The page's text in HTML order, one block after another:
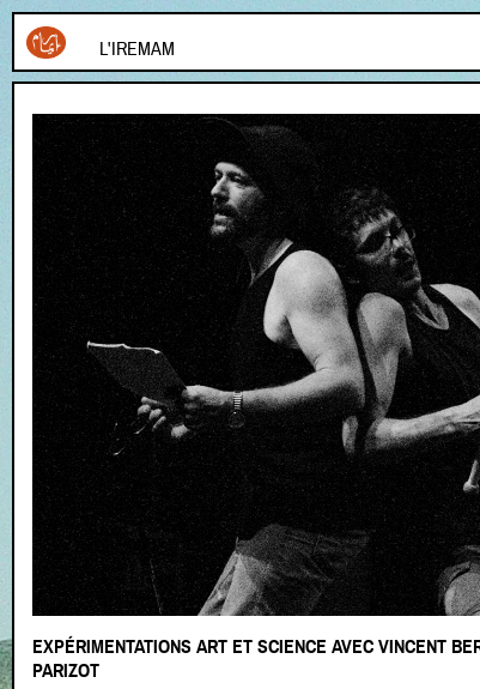
L'IREMAM
EXPÉRIMENTATIONS ART ET SCIENCE AVEC VINCENT
PARIZOT